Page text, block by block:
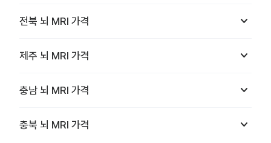
전북 뇌 MRI 가격 keyboard_arrow_down
제주 뇌 MRI 가격 keyboard_arrow_down
충남 뇌 MRI 가격 keyboard_arrow_down
충북 뇌 MRI 가격 keyboard_arrow_down